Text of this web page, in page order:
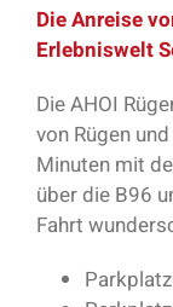
Die Anreise
Erlebniswelt
Die AHOI
von Rügen
Minuten mit
über die B96
Fahrt